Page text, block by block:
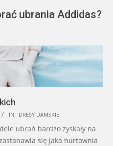
ubrania Addidas?
IN: DRESY DAMSKIE
ubrań bardzo zyskały na
się jaka hurtownia